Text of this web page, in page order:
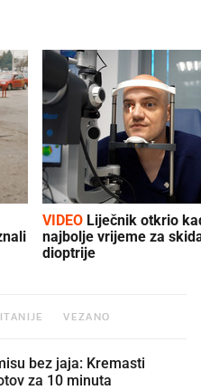
VIDEO
najbolje vrijeme za
dioptrije
VEZANO
bez jaja: Kremasti
za 10 minuta